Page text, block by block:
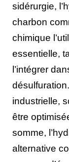
sidérurgie,
charbon
chimique
essentielle,
l’intégrer
industrielle,
être
somme,
alternative